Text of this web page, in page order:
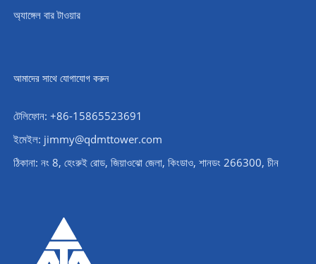
অ্যাঙ্গেল বার টাওয়ার
আমাদের সাথে যোগাযোগ করুন
টেলিফোন: +86-15865523691
ইমেইল: jimmy@qdmttower.com
ঠিকানা: নং 8, হেংরুই রোড, জিয়াওঝো জেলা, কিংডাও, শানডং 266300, চীন